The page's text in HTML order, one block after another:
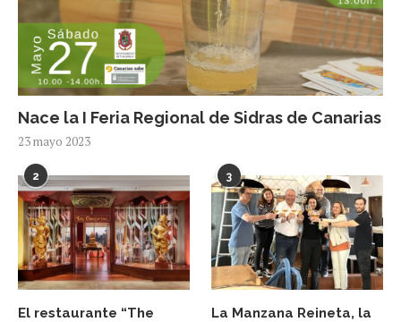
Nace la I Feria Regional de Sidras de Canarias
23 mayo 2023
2
El restaurante “The
3
La Manzana Reineta, la